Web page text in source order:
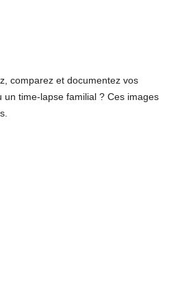
comparez et documentez vos
time-lapse familial ? Ces images